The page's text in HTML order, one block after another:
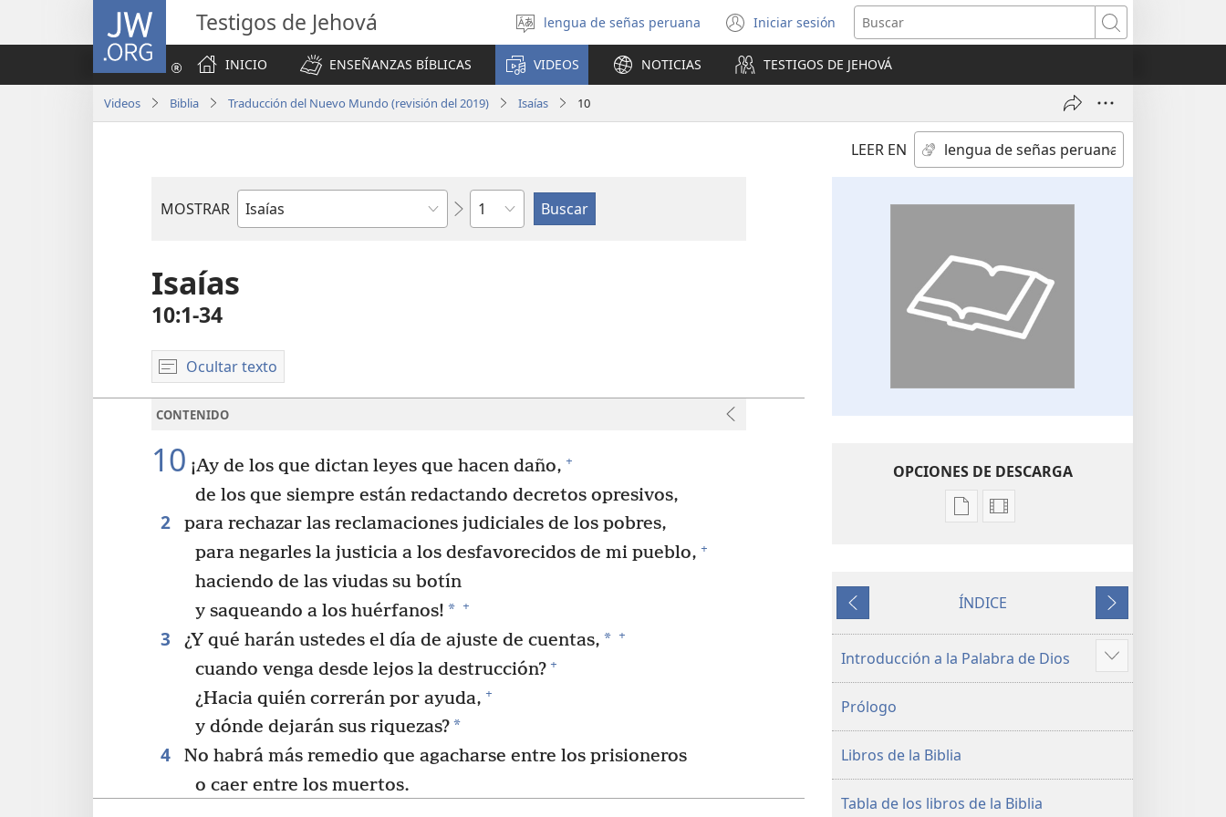
JW.ORG Testigos de Jehová
Idioma
escoger
lengua de señas peruana Iniciar sesión
(abre
una
nueva
ventana)
Buscar
INICIO
ENSEÑANZAS BÍBLICAS VIDEOS NOTICIAS TESTIGOS DE JEHOVÁ
Videos Biblia Traducción del Nuevo Mundo (revisión del 2019) Isaías 10
LEER EN
MOSTRAR
Libro
Biblia
Capítulo
Isaías
10:1-34
Ocultar texto
CONTENIDO
10 ¡Ay de los que dictan leyes que hacen daño, +
de los que siempre están redactando decretos opresivos,
2
para rechazar las reclamaciones judiciales de los pobres,
para negarles la justicia a los desfavorecidos de mi pueblo, +
haciendo de las viudas su botín
y saqueando a los huérfanos! * +
3 ¿Y qué harán ustedes el día de ajuste de cuentas, * +
cuando venga desde lejos la destrucción? +
¿Hacia quién correrán por ayuda, +
y dónde dejarán sus riquezas?*
4
No habrá más remedio que agacharse entre los prisioneros
o caer entre los muertos.
OPCIONES DE DESCARGA
Opciones
publicaciones
Biblia.
Traducción
Mundo
del
2019)
Opciones
video
Biblia.
Traducción
Mundo
del
2019)
Anterior
ÍNDICE
Siguiente
Introducción a la Palabra de Dios
Mostrar
más
Prólogo
Libros de la Biblia
Tabla de los libros de la Biblia